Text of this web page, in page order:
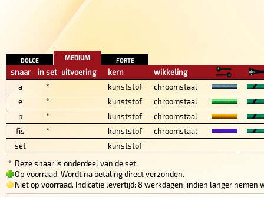
dolce medium forte
snaar in set uitvoering kern
wikkeling
a
* kunststof
chroomstaal
e
* kunststof
chroomstaal
b
* kunststof
chroomstaal
fis
* kunststof
chroomstaal
set
kunststof
* Deze snaar is onderdeel van de set.
Op voorraad. Wordt na betaling direct verzonden.
Niet op voorraad. Indicatie levertijd: 8 werkdagen, indien langer nemen